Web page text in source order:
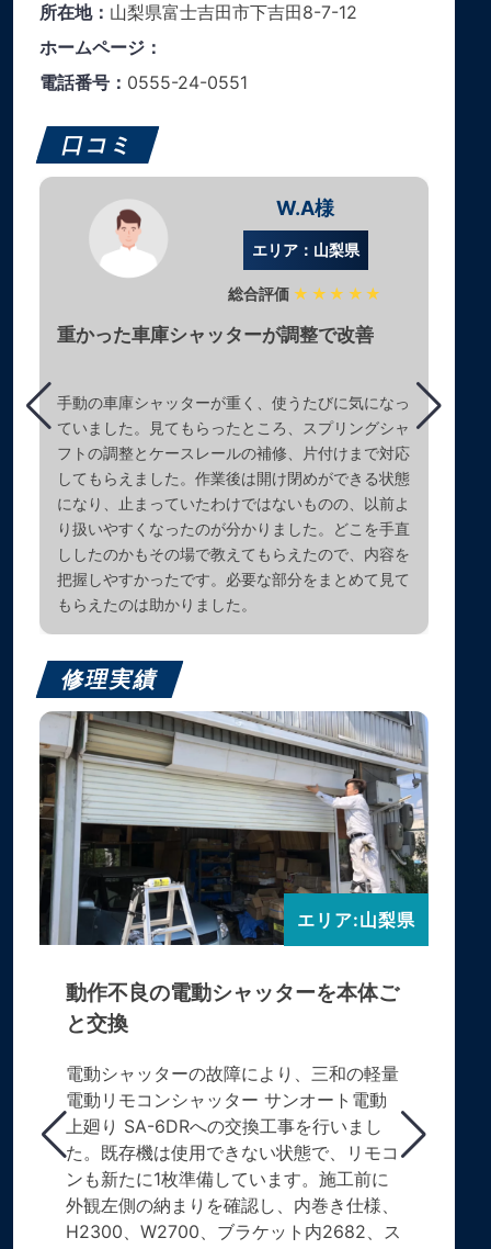
所在地： 山梨県富士吉田市下吉田8-7-12
ホームページ：
電話番号： 0555-24-0551
口コミ
W.A様
エリア：山梨県
総合評価 ★★★★★
重かった車庫シャッターが調整で改善
手動の車庫シャッターが重く、使うたびに気になっ
ていました。見てもらったところ、スプリングシャ
フトの調整とケースレールの補修、片付けまで対応
してもらえました。作業後は開け閉めができる状態
になり、止まっていたわけではないものの、以前よ
り扱いやすくなったのが分かりました。どこを手直
ししたのかもその場で教えてもらえたので、内容を
把握しやすかったです。必要な部分をまとめて見て
もらえたのは助かりました。
修理実績
エリア:山梨県
動作不良の電動シャッターを本体ご
と交換
電動シャッターの故障により、三和の軽量
電動リモコンシャッター サンオート電動
上廻り SA-6DRへの交換工事を行いまし
た。既存機は使用できない状態で、リモコ
ンも新たに1枚準備しています。施工前に
外観左側の納まりを確認し、内巻き仕様、
H2300、W2700、ブラケット内2682、ス